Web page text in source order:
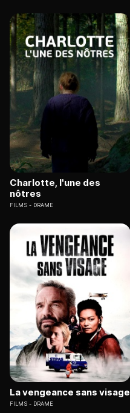
Charlotte, l'une des
nôtres
FILMS DRAME
La vengeance sans visage
FILMS DRAME